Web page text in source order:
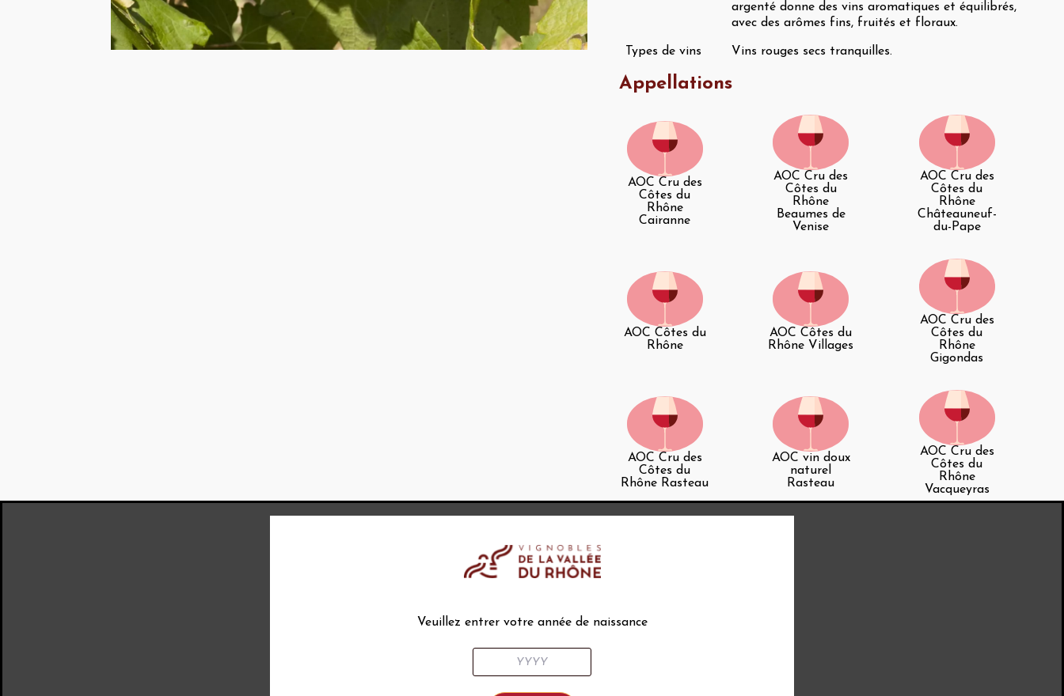
argenté donne des vins aromatiques et équilibrés,
avec des arômes fins, fruités et floraux.
Types de vins Vins rouges secs tranquilles.
Appellations
AOC Cru des
Côtes du
Rhône
Cairanne
AOC Cru des
Côtes du
Rhône
Beaumes de
Venise
AOC Cru des
Côtes du
Rhône
Châteauneuf-
du-Pape
AOC Côtes du
Rhône
AOC Côtes du
Rhône Villages
AOC Cru des
Côtes du
Rhône
Gigondas
AOC Cru des
Côtes du
Rhône Rasteau
AOC vin doux
naturel
Rasteau
AOC Cru des
Côtes du
Rhône
Vacqueyras
Vinsobres
Veuillez entrer votre année de naissance